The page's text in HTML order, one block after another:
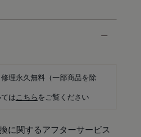
理永久無料（一部商品を除
は こちらをご覧ください
に関するアフターサービス